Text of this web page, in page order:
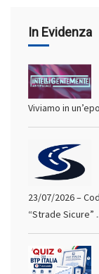
In Evidenza
Viviamo in
23/07/2026 –
“Strade Sicure”